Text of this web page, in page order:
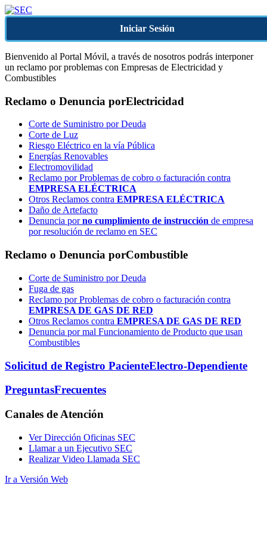
Iniciar Sesión
Bienvenido al Portal Móvil, a través de nosotros podrás interponer
un reclamo por problemas con Empresas de Electricidad y
Combustibles
Reclamo o Denuncia porElectricidad
Corte de Suministro por Deuda
Corte de Luz
Riesgo Eléctrico en la vía Pública
Energías Renovables
Electromovilidad
Reclamo por Problemas de cobro o facturación contra
EMPRESA ELÉCTRICA
Otros Reclamos contra EMPRESA ELÉCTRICA
Daño de Artefacto
Denuncia porno cumplimiento de instrucción de empresa
por resolución de reclamo en SEC
Reclamo o Denuncia porCombustible
Corte de Suministro por Deuda
Fuga de gas
Reclamo por Problemas de cobro o facturación contra
EMPRESA DE GAS DE RED
Otros Reclamos contra EMPRESA DE GAS DE RED
Denuncia por mal Funcionamiento de Producto que usan
Combustibles
Solicitud de Registro PacienteElectro-Dependiente
PreguntasFrecuentes
Canales de Atención
Ver Dirección Oficinas SEC
Llamar a un Ejecutivo SEC
Realizar Video Llamada SEC
Ir a Versión Web